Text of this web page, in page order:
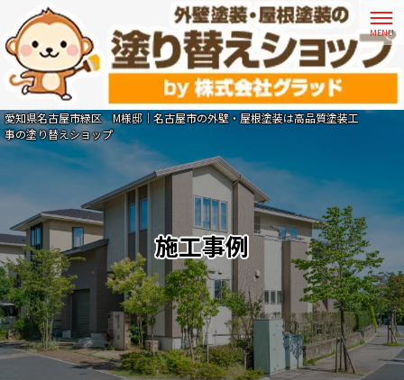
愛知県名古屋市緑区 M様邸｜名古屋市の外壁・屋根塗装は高品質塗装工
事の塗り替えショップ
施工事例